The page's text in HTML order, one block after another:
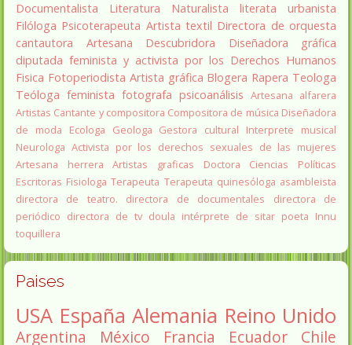
Documentalista
Literatura Naturalista literata
urbanista
Filóloga Psicoterapeuta Artista textil Directora de orquesta
cantautora
Artesana Descubridora
Diseñadora gráfica
diputada feminista y activista por los Derechos Humanos
Fisica Fotoperiodista Artista gráfica Blogera Rapera Teologa
Teóloga feminista fotografa psicoanálisis Artesana alfarera
Artistas Cantante y compositora Compositora de música Diseñadora
de moda
Ecologa Geologa Gestora cultural
Interprete musical
Neurologa Activista por los derechos sexuales de las mujeres
Artesana herrera
Artistas graficas
Doctora Ciencias Políticas
Escritoras Fisiologa Terapeuta Terapeuta quinesóloga asambleista
directora de teatro.
directora de documentales
directora de
periódico directora de tv doula intérprete de sitar poeta Innu
toquillera
Paises
USA España Alemania Reino Unido
Argentina México Francia Ecuador Chile